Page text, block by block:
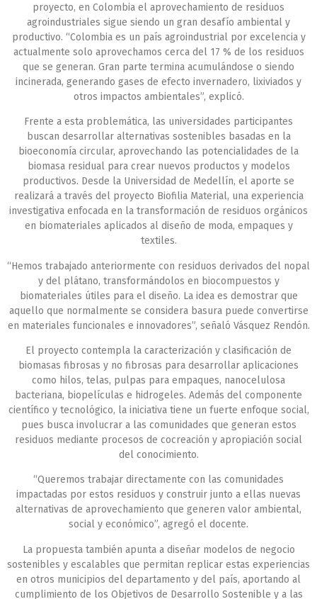
proyecto, en Colombia el aprovechamiento de residuos
agroindustriales sigue siendo un gran desafío ambiental y
productivo. “Colombia es un país agroindustrial por excelencia y
actualmente solo aprovechamos cerca del 17 % de los residuos
que se generan. Gran parte termina acumulándose o siendo
incinerada, generando gases de efecto invernadero, lixiviados y
otros impactos ambientales”, explicó.
Frente a esta problemática, las universidades participantes
buscan desarrollar alternativas sostenibles basadas en la
bioeconomía circular, aprovechando las potencialidades de la
biomasa residual para crear nuevos productos y modelos
productivos. Desde la Universidad de Medellín, el aporte se
realizará a través del proyecto Biofilia Material, una experiencia
investigativa enfocada en la transformación de residuos orgánicos
en biomateriales aplicados al diseño de moda, empaques y
textiles.
“Hemos trabajado anteriormente con residuos derivados del nopal
y del plátano, transformándolos en biocompuestos y
biomateriales útiles para el diseño. La idea es demostrar que
aquello que normalmente se considera basura puede convertirse
en materiales funcionales e innovadores”, señaló Vásquez Rendón.
El proyecto contempla la caracterización y clasificación de
biomasas fibrosas y no fibrosas para desarrollar aplicaciones
como hilos, telas, pulpas para empaques, nanocelulosa
bacteriana, biopelículas e hidrogeles. Además del componente
científico y tecnológico, la iniciativa tiene un fuerte enfoque social,
pues busca involucrar a las comunidades que generan estos
residuos mediante procesos de cocreación y apropiación social
del conocimiento.
“Queremos trabajar directamente con las comunidades
impactadas por estos residuos y construir junto a ellas nuevas
alternativas de aprovechamiento que generen valor ambiental,
social y económico”, agregó el docente.
La propuesta también apunta a diseñar modelos de negocio
sostenibles y escalables que permitan replicar estas experiencias
en otros municipios del departamento y del país, aportando al
cumplimiento de los Objetivos de Desarrollo Sostenible y a las